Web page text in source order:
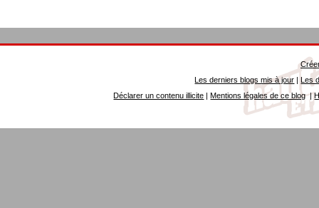
Les derniers blogs mis à jour |Les
Déclarer un contenu illicite |Mentions légales de ce blog|